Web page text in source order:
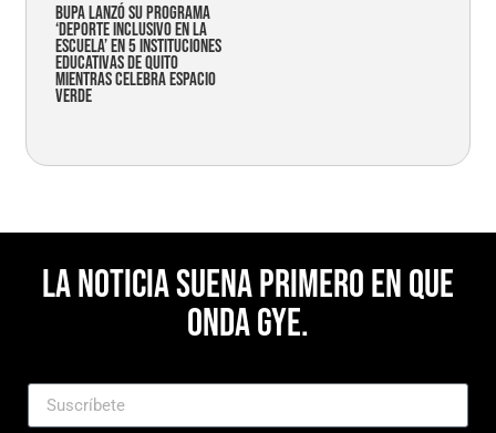
Bupa lanzó su programa
‘Deporte Inclusivo en la
Escuela’ en 5 instituciones
educativas de Quito
mientras celebra espacio
verde
La noticia suena primero en Que
Onda Gye.